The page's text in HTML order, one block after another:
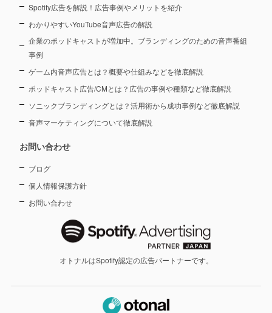
Spotify広告を解説！広告事例やメリットを紹介
わかりやすいYouTube音声広告の解説
企業のポッドキャストが増加中。ブランディングのための音声番組
事例
ゲーム内音声広告とは？概要や仕組みなどを徹底解説
ポッドキャスト広告/CMとは？広告の事例や種類など徹底解説
ソニックブランディングとは？活用術から成功事例など徹底解説
音声マーケティングについて徹底解説
お問い合わせ
ブログ
個人情報保護方針
お問い合わせ
オトナルはSpotify認定の広告パートナーです。